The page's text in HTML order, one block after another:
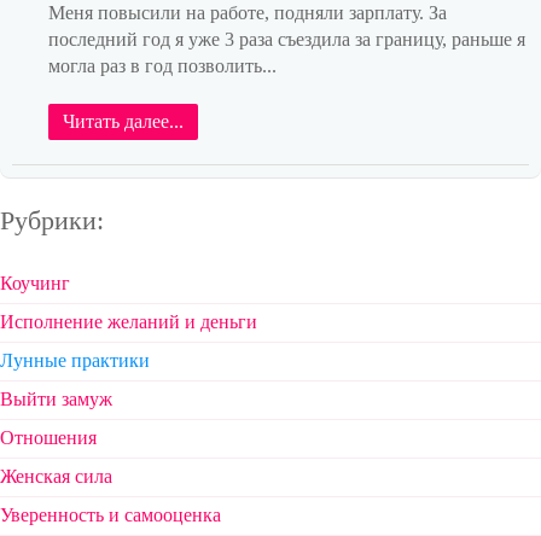
Меня повысили на работе, подняли зарплату. За
последний год я уже 3 раза съездила за границу, раньше я
могла раз в год позволить...
Читать далее...
Рубрики:
Коучинг
Исполнение желаний и деньги
Лунные практики
Выйти замуж
Отношения
Женская сила
Уверенность и самооценка